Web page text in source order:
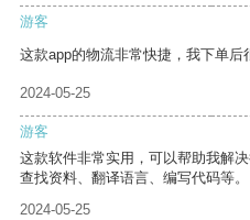
游客
这款app的物流非常快捷，我下单后
2024-05-25
游客
这款软件非常实用，可以帮助我解
查找资料、翻译语言、编写代码等。
2024-05-25